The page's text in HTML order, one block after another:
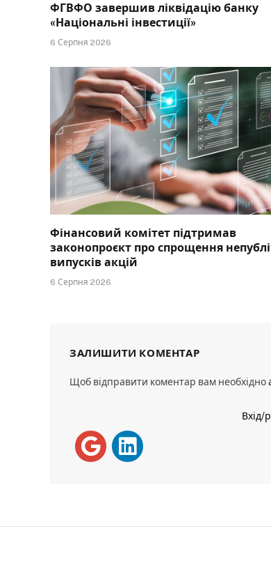
ФГВФО завершив ліквідацію банку
«Національні інвестиції»
6 Серпня 2026
Фінансовий комітет підтримав
законопроєкт про спрощення
випусків акцій
6 Серпня 2026
ЗАЛИШИТИ КОМЕНТАР
Щоб відправити коментар вам необхідно
Вхід/